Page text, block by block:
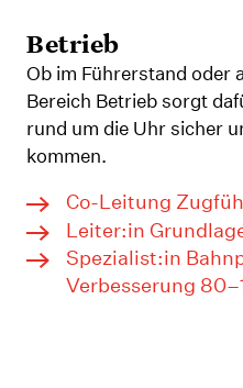
Betrieb
Ob im Führerstand oder
Bereich Betrieb sorgt
rund um die Uhr sicher
kommen.
Co-Leitung
Leiter:in
Spezialist:in
Verbesserung